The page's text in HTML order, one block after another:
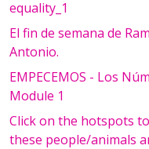
equality_1
El fin de semana de
Antonio.
EMPECEMOS - Los
Module 1
Click on the hotspots
these people/animals